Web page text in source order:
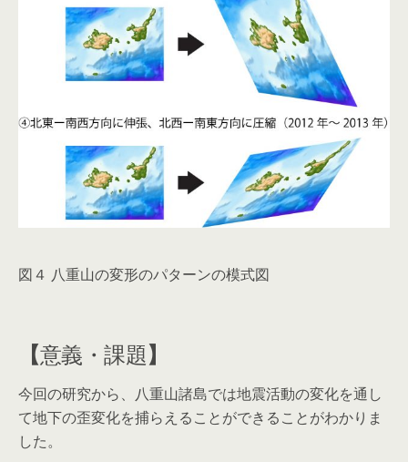
図４ 八重山の変形のパターンの模式図
【意義・課題】
今回の研究から、八重山諸島では地震活動の変化を通し
て地下の歪変化を捕らえることができることがわかりま
した。